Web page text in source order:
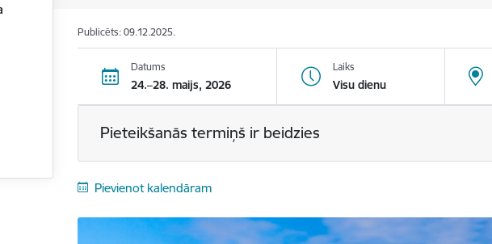
Publicēts: 09.12.2025.
Datums
24.–28. maijs, 2026
Laiks
Visu dienu
Pieteikšanās termiņš ir beidzies
Pievienot kalendāram